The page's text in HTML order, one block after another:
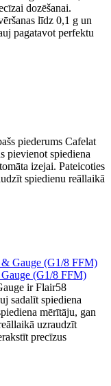
dozēšanai.
līdz 0,1 g un
pagatavot perfektu
piederums Cafelat
pievienot spiediena
izejai. Pateicoties
spiedienu reāllaikā
(G1/8 FFM)
ir Flair58
sadalīt spiediena
mērītāju, gan
uzraudzīt
precīzus